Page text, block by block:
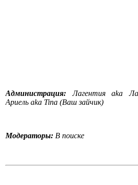
Администрация:
Лагентия aka
Ариель aka Tina (Ваш зайчик)
Модераторы: В поиске